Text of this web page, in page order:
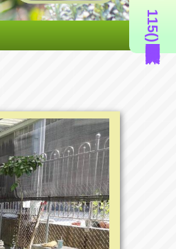
115年度造園景觀丙級技術士證照輔導班(即測即評周六班)